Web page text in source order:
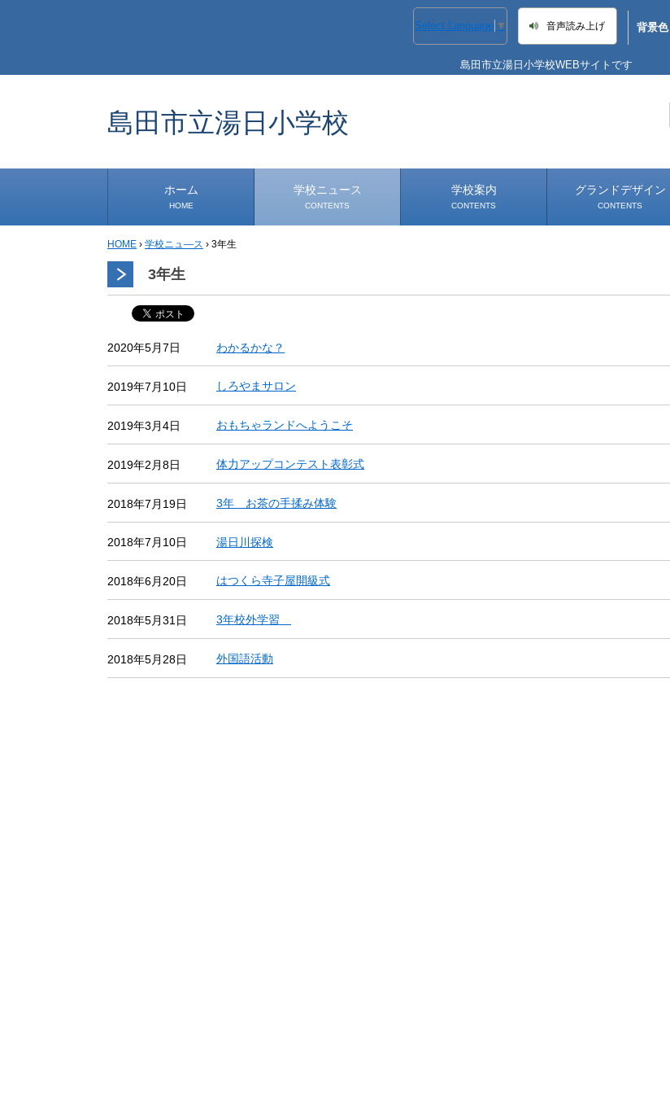
Select Language ▼ 音声読み上げ 背景色
島田市立湯日小学校WEBサイトです
島田市立湯日小学校
ホーム
HOME
学校ニュース
CONTENTS
学校案内
CONTENTS
グランドデザイン
CONTENTS
HOME › 学校ニュ―ス › 3年生
3年生
2020年5月7日 わかるかな？
2019年7月10日 しろやまサロン
2019年3月4日 おもちゃランドへようこそ
2019年2月8日 体力アップコンテスト表彰式
2018年7月19日 3年 お茶の手揉み体験
2018年7月10日 湯日川探検
2018年6月20日 はつくら寺子屋開級式
2018年5月31日 3年校外学習
2018年5月28日 外国語活動